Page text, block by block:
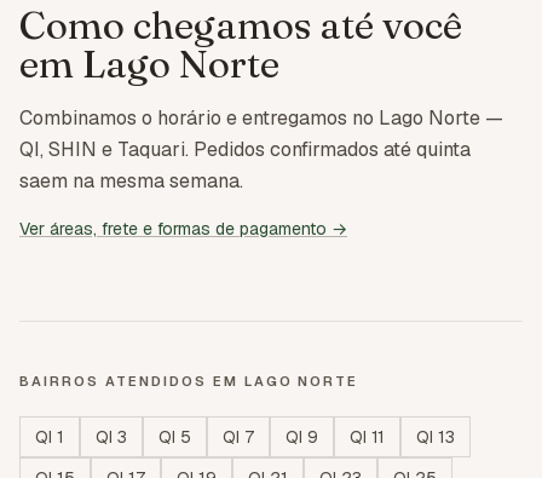
Como chegamos até você
em Lago Norte
Combinamos o horário e entregamos no Lago Norte —
QI, SHIN e Taquari. Pedidos confirmados até quinta
saem na mesma semana.
Ver áreas, frete e formas de pagamento →
BAIRROS ATENDIDOS EM LAGO NORTE
QI 1 QI 3 QI 5 QI 7 QI 9 QI 11
QI 13